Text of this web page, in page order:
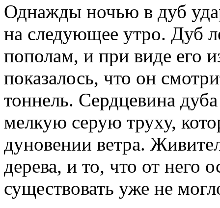
Однажды ночью в дуб
на следующее утро. Дуб
пополам, и при виде его
показалось, что он
тоннель. Сердцевина
мелкую серую труху,
дуновении ветра.
дерева, и то, что от него
существовать уже не